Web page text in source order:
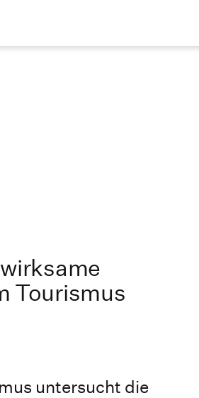
Tourismus
untersucht die